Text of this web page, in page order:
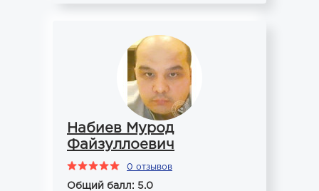
Набиев Мурод
Файзуллоевич
0 отзывов
Общий балл: 5.0